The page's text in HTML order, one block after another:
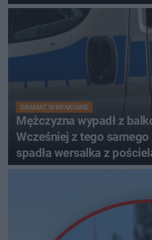
DRAMAT W KRAKOWIE
Mężczyzna wypadł z
Wcześniej z tego
spadła wersalka z